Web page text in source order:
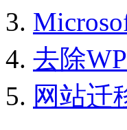
去除
网站迁